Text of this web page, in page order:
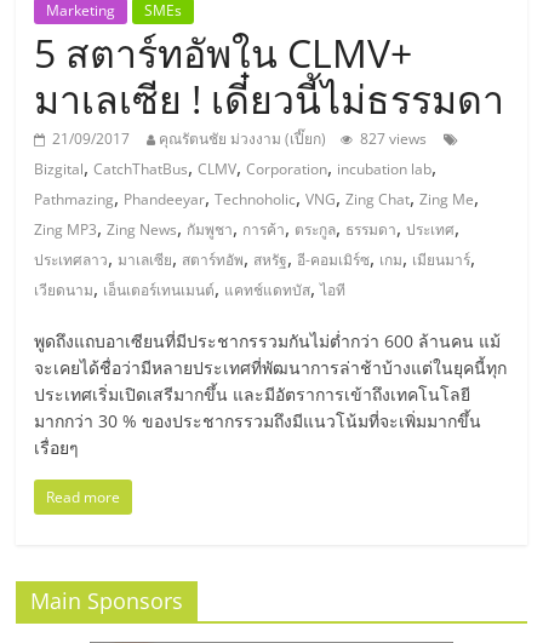
เอ
ส
เอ็
มอี
ไทย,
SMEs,
แฟ
รน
ไชส์,
Marketing SMEs
5 สตาร์ทอัพใน CLMV+
มาเลเซีย ! เดี๋ยวนี้ไม่ธรรมดา
21/09/2017 คุณรัตนชัย ม่วงงาม (เปี๊ยก)
827 views
Bizgital,CatchThatBus,CLMV,Corporation, incubation lab,
Pathmazing, Phandeeyar,Technoholic,VNG,Zing Chat,Zing Me,
Zing MP3,Zing News, กัมพูชา, การค้า, ตระกูล, ธรรมดา,ประเทศ,
ประเทศลาว,มาเลเซีย, สตาร์ทอัพ, สหรัฐ,อี-คอมเมิร์ซ, เกม, เมียนมาร์,
เวียดนาม, เอ็นเตอร์เทนเมนต์, แคทช์แดทบัส,ไอที
พูดถึงแถบอาเซียนที่มีประชากรรวมกันไม่ต่ำกว่า 600 ล้านคน แม้
จะเคยได้ชื่อว่ามีหลายประเทศที่พัฒนาการล่าช้าบ้างแต่ในยุคนี้ทุก
ประเทศเริ่มเปิดเสรีมากขึ้น และมีอัตราการเข้าถึงเทคโนโลยี
มากกว่า 30 % ของประชากรรวมถึงมีแนวโน้มที่จะเพิ่มมากขึ้น
เรื่อยๆ
Read more
Main Sponsors